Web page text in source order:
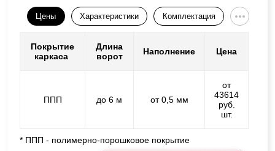
Цены Характеристики Комплектация
Покрытие
каркаса
Длина
ворот
Наполнение Цена
ППП до 6 м от 0,5 мм
от
43614
руб.
шт.
* ППП - полимерно-порошковое покрытие